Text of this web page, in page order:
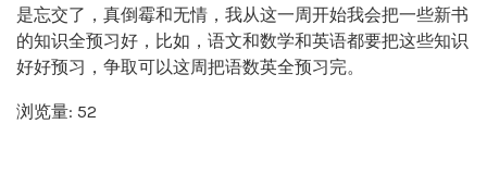
是忘交了，真倒霉和无情，我从这一周开始我会把一些新书
的知识全预习好，比如，语文和数学和英语都要把这些知识
好好预习，争取可以这周把语数英全预习完。
浏览量: 52